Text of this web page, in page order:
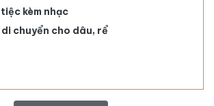
kèm nhạc
chuyển cho dâu, rể